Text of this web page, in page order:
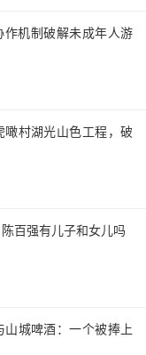
作机制破解未成年人游
村湖光山色工程，破
百强有儿子和女儿吗
山城啤酒：一个被捧上